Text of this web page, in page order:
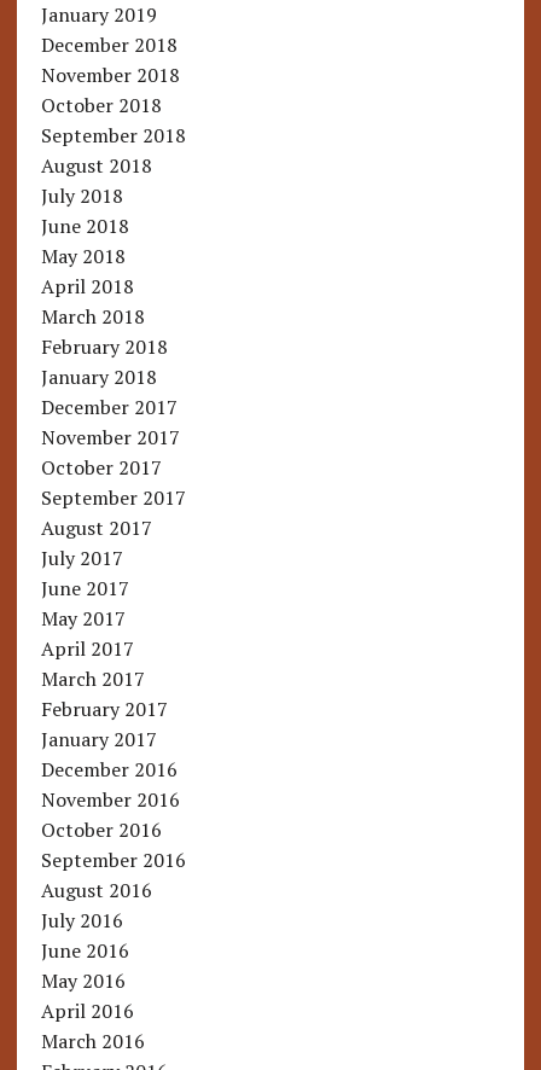
January 2019
December 2018
November 2018
October 2018
September 2018
August 2018
July 2018
June 2018
May 2018
April 2018
March 2018
February 2018
January 2018
December 2017
November 2017
October 2017
September 2017
August 2017
July 2017
June 2017
May 2017
April 2017
March 2017
February 2017
January 2017
December 2016
November 2016
October 2016
September 2016
August 2016
July 2016
June 2016
May 2016
April 2016
March 2016